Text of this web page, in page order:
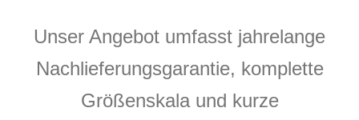
Unser Angebot umfasst jahrelange
Nachlieferungsgarantie, komplette
Größenskala und kurze